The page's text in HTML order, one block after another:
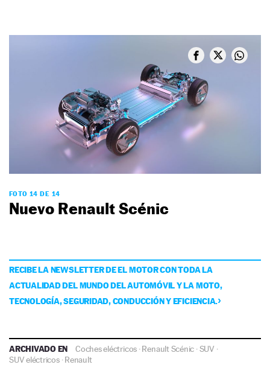
FOTO 14 DE 14
Nuevo Renault Scénic
RECIBE LA NEWSLETTER DE EL MOTOR CON TODA LA
ACTUALIDAD DEL MUNDO DEL AUTOMÓVIL Y LA MOTO,
TECNOLOGÍA, SEGURIDAD, CONDUCCIÓN Y EFICIENCIA.
ARCHIVADO EN Coches eléctricos ·Renault Scénic ·SUV ·
SUV eléctricos·Renault